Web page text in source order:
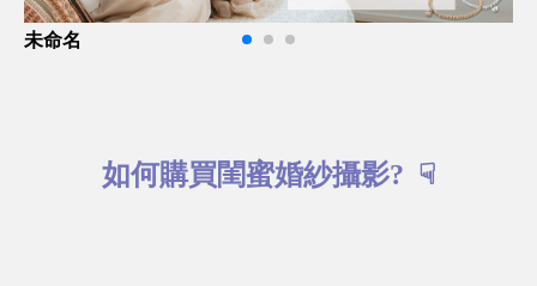
未命名
如何購買閨蜜婚紗攝影? ☟